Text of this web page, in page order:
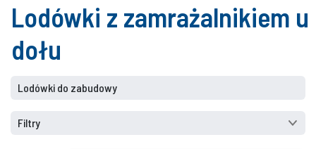
Lodówki z zamrażalnikiem u
dołu
Lodówki do zabudowy
Filtry